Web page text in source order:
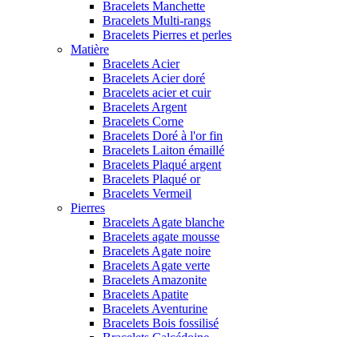
Bracelets Manchette
Bracelets Multi-rangs
Bracelets Pierres et perles
Matière
Bracelets Acier
Bracelets Acier doré
Bracelets acier et cuir
Bracelets Argent
Bracelets Corne
Bracelets Doré à l'or fin
Bracelets Laiton émaillé
Bracelets Plaqué argent
Bracelets Plaqué or
Bracelets Vermeil
Pierres
Bracelets Agate blanche
Bracelets agate mousse
Bracelets Agate noire
Bracelets Agate verte
Bracelets Amazonite
Bracelets Apatite
Bracelets Aventurine
Bracelets Bois fossilisé